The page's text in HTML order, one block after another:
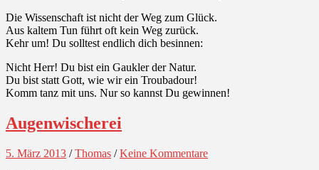
Die Wissenschaft ist nicht der Weg zum Glück.
Aus kaltem Tun führt oft kein Weg zurück.
Kehr um! Du solltest endlich dich besinnen:
Nicht Herr! Du bist ein Gaukler der Natur.
Du bist statt Gott, wie wir ein Troubadour!
Komm tanz mit uns. Nur so kannst Du gewinnen!
Augenwischerei
5. März 2013 /Thomas /Keine Kommentare